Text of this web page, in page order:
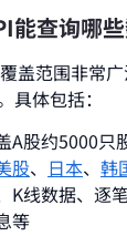
查询哪些
盖范围非常
具体包括：
A股约5000只
股、 日本、 韩
K线数据、逐
等